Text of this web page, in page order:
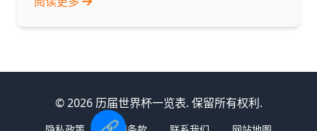
© 2026 历届世界杯一览表. 保留所有权利.
🔗